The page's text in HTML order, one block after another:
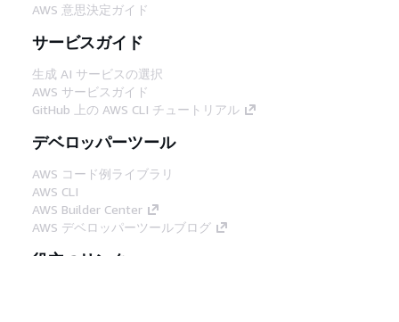
AWS 意思決定ガイド
サービスガイド
生成 AI サービスの選択
AWS サービスガイド
GitHub 上の AWS CLI チュートリアル
デベロッパーツール
AWS コード例ライブラリ
AWS CLI
AWS Builder Center
AWS デベロッパーツールブログ
役立つリンク